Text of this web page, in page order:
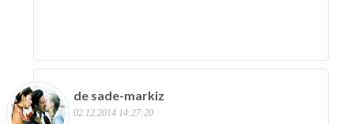
de sade-markiz
02.12.2014 14:27:20